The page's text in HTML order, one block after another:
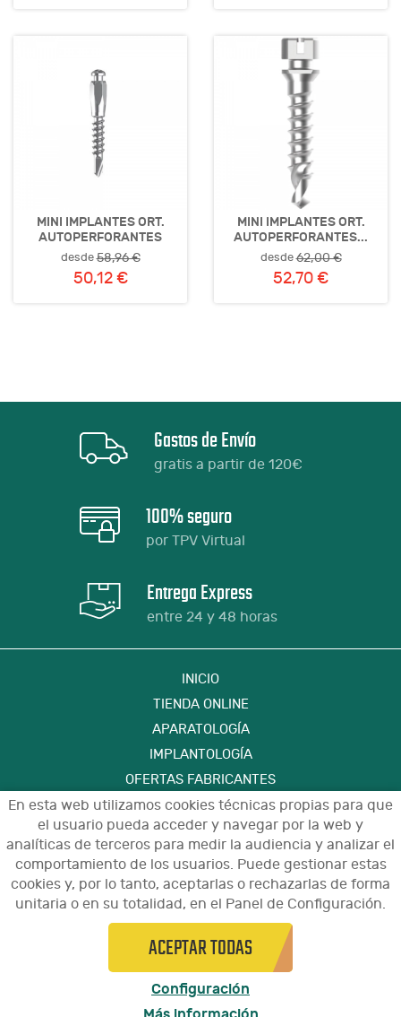
En esta web utilizamos cookies técnicas propias para que
el usuario pueda acceder y navegar por la web y
analíticas de terceros para medir la audiencia y analizar el
comportamiento de los usuarios. Puede gestionar estas
cookies y, por lo tanto, aceptarlas o rechazarlas de forma
unitaria o en su totalidad, en el Panel de Configuración.
ACEPTAR TODAS
Configuración
MINI IMPLANTES ORT.
AUTOPERFORANTES
desde58,96 €
50,12 €
MINI IMPLANTES ORT.
AUTOPERFORANTES...
desde62,00 €
52,70 €
Gastos de Envío
gratis a partir de 120€
100% seguro
por TPV Virtual
Entrega Express
entre 24 y 48 horas
INICIO
TIENDA ONLINE
APARATOLOGÍA
IMPLANTOLOGÍA
OFERTAS FABRICANTES
FORMACIÓN
CONTACTO
Aviso Legal
Política de Privacidad de Datos
Política de Cookies
Configuración de Cookies
Condiciones de Uso y Devoluciones
© 2021 - Diseño y programación por